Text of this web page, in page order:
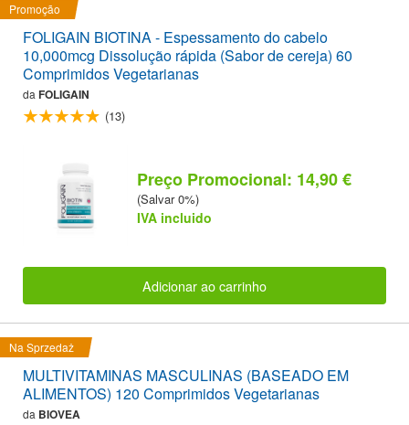
Promoção
FOLIGAIN BIOTINA - Espessamento do cabelo
10,000mcg Dissolução rápida (Sabor de cereja) 60
Comprimidos Vegetarianas
da FOLIGAIN
(13)
Preço Promocional: 14,90 €
(Salvar 0%)
IVA incluido
Adicionar ao carrinho
Na Sprzedaż
MULTIVITAMINAS MASCULINAS (BASEADO EM
ALIMENTOS) 120 Comprimidos Vegetarianas
da BIOVEA